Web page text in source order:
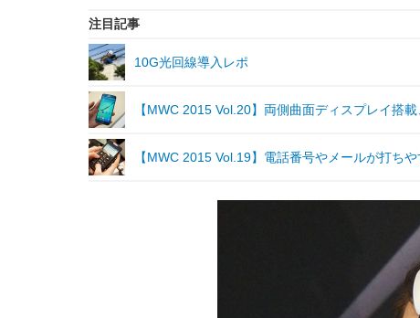
注目記事
10G光回線導入レポ
【MWC 2015 Vol.20】両側曲面ディスプレイ搭
【MWC 2015 Vol.19】電話番号やメールが打ち